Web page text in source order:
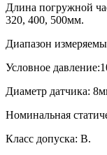
Длина погружной
320, 400, 500мм.
Диапазон
Условное
Диаметр датчика:
Номинальная
Класс допуска: В.